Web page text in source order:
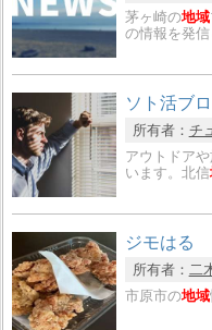
茅ヶ崎の地域
の情報を発信
ソト活ブ
所有者： チ
アウトドア
います。北信
ジモはる
所有者： 二
市原市の地域